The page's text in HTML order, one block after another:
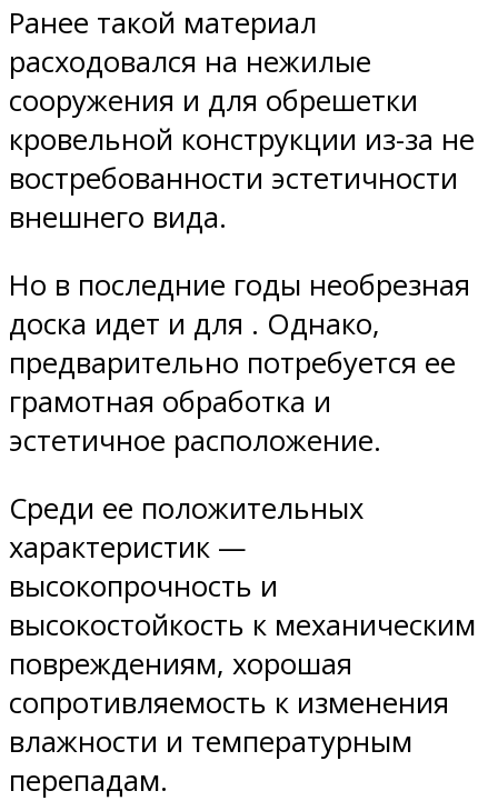
Ранее такой материал
расходовался на нежилые
сооружения и для обрешетки
кровельной конструкции из-за не
востребованности эстетичности
внешнего вида.
Но в последние годы необрезная
доска идет и для . Однако,
предварительно потребуется ее
грамотная обработка и
эстетичное расположение.
Среди ее положительных
характеристик —
высокопрочность и
высокостойкость к механическим
повреждениям, хорошая
сопротивляемость к изменения
влажности и температурным
перепадам.